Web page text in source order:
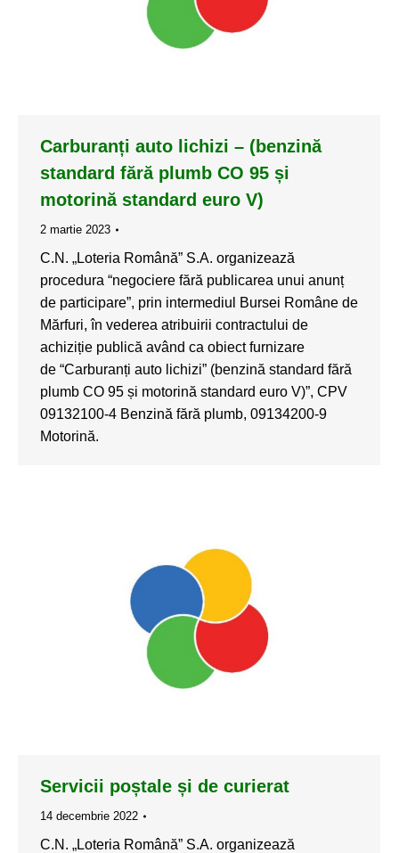
Carburanți auto lichizi – (benzină
standard fără plumb CO 95 și
motorină standard euro V)
2 martie 2023
C.N. „Loteria Română” S.A. organizează
procedura “negociere fără publicarea unui anunț
de participare”, prin intermediul Bursei Române de
Mărfuri, în vederea atribuirii contractului de
achiziție publică având ca obiect furnizare
de “Carburanți auto lichizi” (benzină standard fără
plumb CO 95 și motorină standard euro V)”, CPV
09132100-4 Benzină fără plumb, 09134200-9
Motorină.
Servicii poștale și de curierat
14 decembrie 2022
C.N. „Loteria Română” S.A. organizează